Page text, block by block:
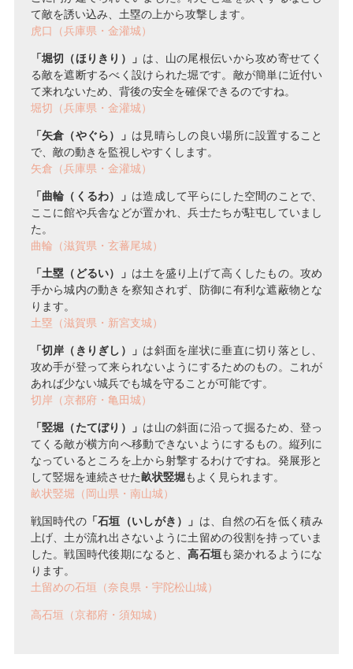
て敵を誘い込み、土塁の上から攻撃します。
虎口（兵庫県・金灌城）
「堀切（ほりきり）」 は、山の尾根伝いから攻め寄せてく
る敵を遮断するべく設けられた堀です。敵が簡単に近付い
て来れないため、背後の安全を確保できるのですね。
堀切（兵庫県・金灌城）
「矢倉（やぐら）」 は見晴らしの良い場所に設置すること
で、敵の動きを監視しやすくします。
矢倉（兵庫県・金灌城）
「曲輪（くるわ）」 は造成して平らにした空間のことで、
ここに館や兵舎などが置かれ、兵士たちが駐屯していまし
た。
曲輪（滋賀県・玄蕃尾城）
「土塁（どるい）」 は土を盛り上げて高くしたもの。攻め
手から城内の動きを察知されず、防御に有利な遮蔽物とな
ります。
土塁（滋賀県・新宮支城）
「切岸（きりぎし）」 は斜面を崖状に垂直に切り落とし、
攻め手が登って来られないようにするためのもの。これが
あれば少ない城兵でも城を守ることが可能です。
切岸（京都府・亀田城）
「竪堀（たてぼり）」 は山の斜面に沿って掘るため、登っ
てくる敵が横方向へ移動できないようにするもの。縦列に
なっているところを上から射撃するわけですね。発展形と
して竪堀を連続させた畝状竪堀もよく見られます。
畝状竪堀（岡山県・南山城）
戦国時代の「石垣（いしがき）」 は、自然の石を低く積み
上げ、土が流れ出さないように土留めの役割を持っていま
した。戦国時代後期になると、高石垣も築かれるようにな
ります。
土留めの石垣（奈良県・宇陀松山城）
高石垣（京都府・須知城）